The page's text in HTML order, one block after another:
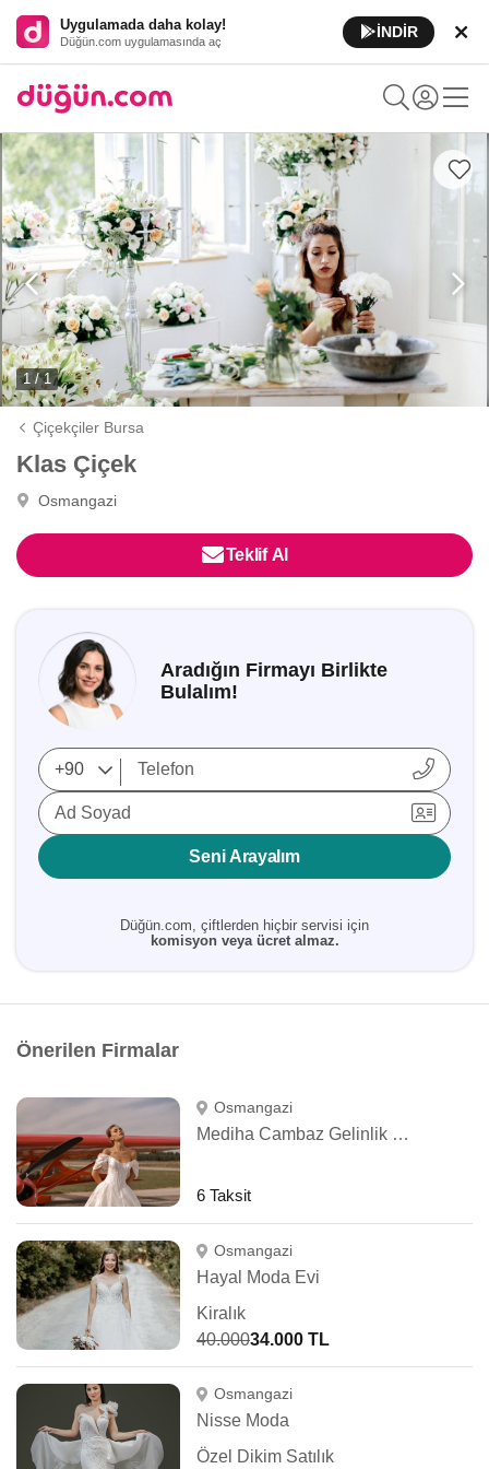
Uygulamada daha kolay!
Düğün.com uygulamasında aç
İNDİR
1 / 1
Çiçekçiler Bursa
Klas Çiçek
Osmangazi
Teklif Al
Aradığın Firmayı Birlikte
Bulalım!
Ad Soyad
Seni Arayalım
Düğün.com, çiftlerden hiçbir servisi için
komisyon veya ücret almaz.
Önerilen Firmalar
Osmangazi
Mediha Cambaz Gelinlik Bursa
6 Taksit
Osmangazi
Hayal Moda Evi
Kiralık
40.00034.000 TL
Osmangazi
Nisse Moda
Özel Dikim Satılık